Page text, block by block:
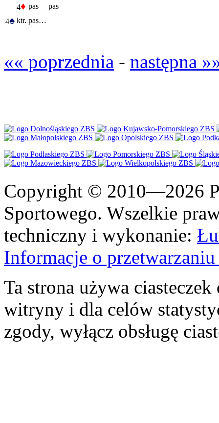
4♦ pas
pas
4♠ ktr. pas…
«« poprzednia - następna
Copyright © 2010—2026
Sportowego. Wszelkie
techniczny i wykonanie:
Informacje o
Ta strona używa
witryny i dla celów
zgody, wyłącz obsługę